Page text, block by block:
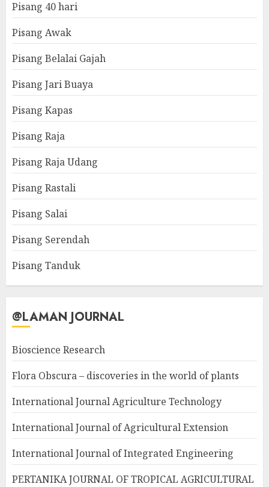
Pisang 40 hari
Pisang Awak
Pisang Belalai Gajah
Pisang Jari Buaya
Pisang Kapas
Pisang Raja
Pisang Raja Udang
Pisang Rastali
Pisang Salai
Pisang Serendah
Pisang Tanduk
@LAMAN JOURNAL
Bioscience Research
Flora Obscura – discoveries in the world of plants
International Journal Agriculture Technology
International Journal of Agricultural Extension
International Journal of Integrated Engineering
PERTANIKA JOURNAL OF TROPICAL AGRICULTURAL